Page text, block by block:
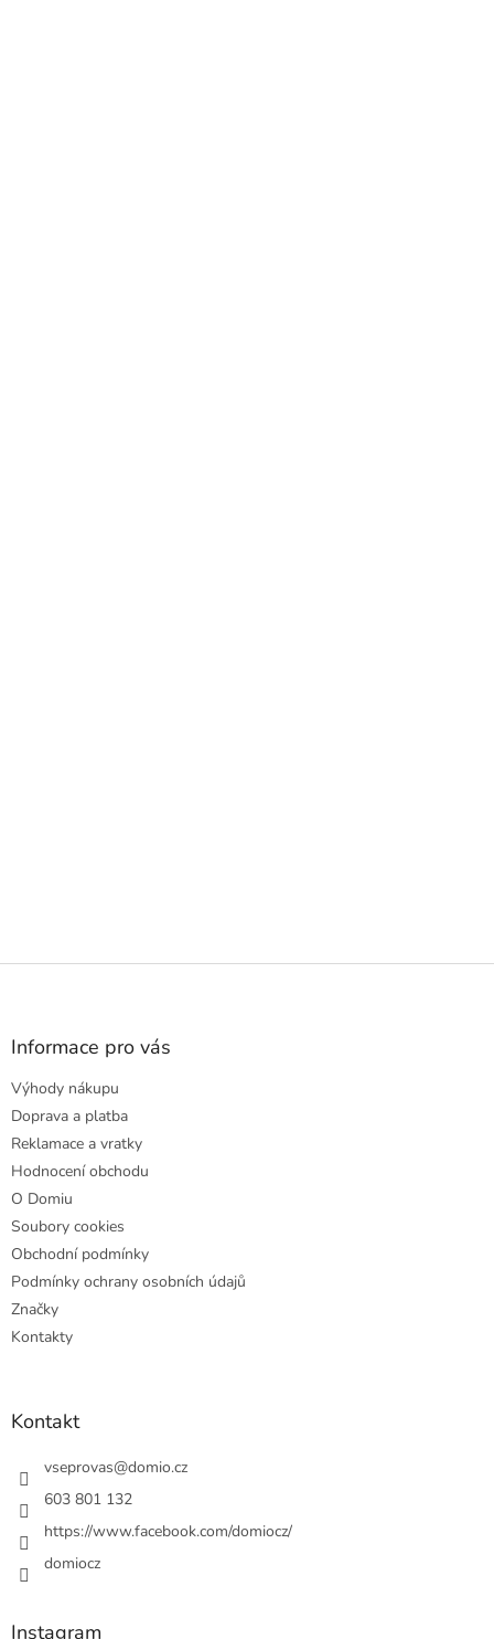
Z
Informace pro vás
Výhody nákupu
Doprava a platba
Reklamace a vratky
Hodnocení obchodu
O Domiu
Soubory cookies
Obchodní podmínky
Podmínky ochrany osobních údajů
Značky
Kontakty
Kontakt
vseprovas@domio.cz
603 801 132
https://www.facebook.com/domiocz/
domiocz
Instagram